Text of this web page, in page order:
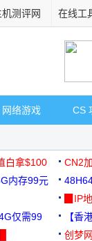
机测评网 在线工
网络游戏 CS
白拿$100 CN2
内存99元
▉IP
仅需99
【香
创梦